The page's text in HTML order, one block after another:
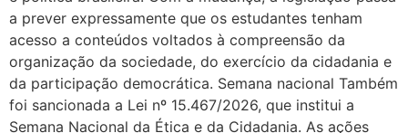
a prever expressamente que os estudantes tenham
acesso a conteúdos voltados à compreensão da
organização da sociedade, do exercício da cidadania e
da participação democrática. Semana nacional Também
foi sancionada a Lei nº 15.467/2026, que institui a
Semana Nacional da Ética e da Cidadania. As ações